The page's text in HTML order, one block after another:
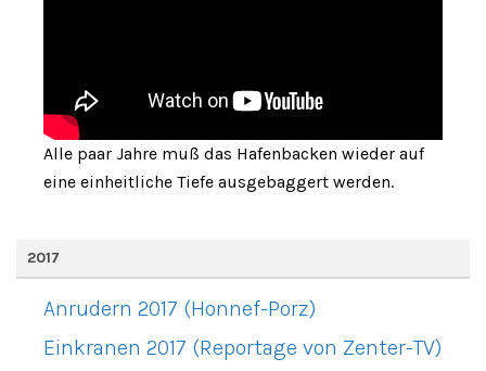
Alle paar Jahre muß das Hafenbacken wieder auf
eine einheitliche Tiefe ausgebaggert werden.
2017
Anrudern 2017 (Honnef-Porz)
Einkranen 2017 (Reportage von Zenter-TV)